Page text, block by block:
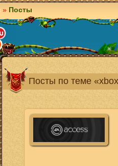
» Посты
Посты по теме